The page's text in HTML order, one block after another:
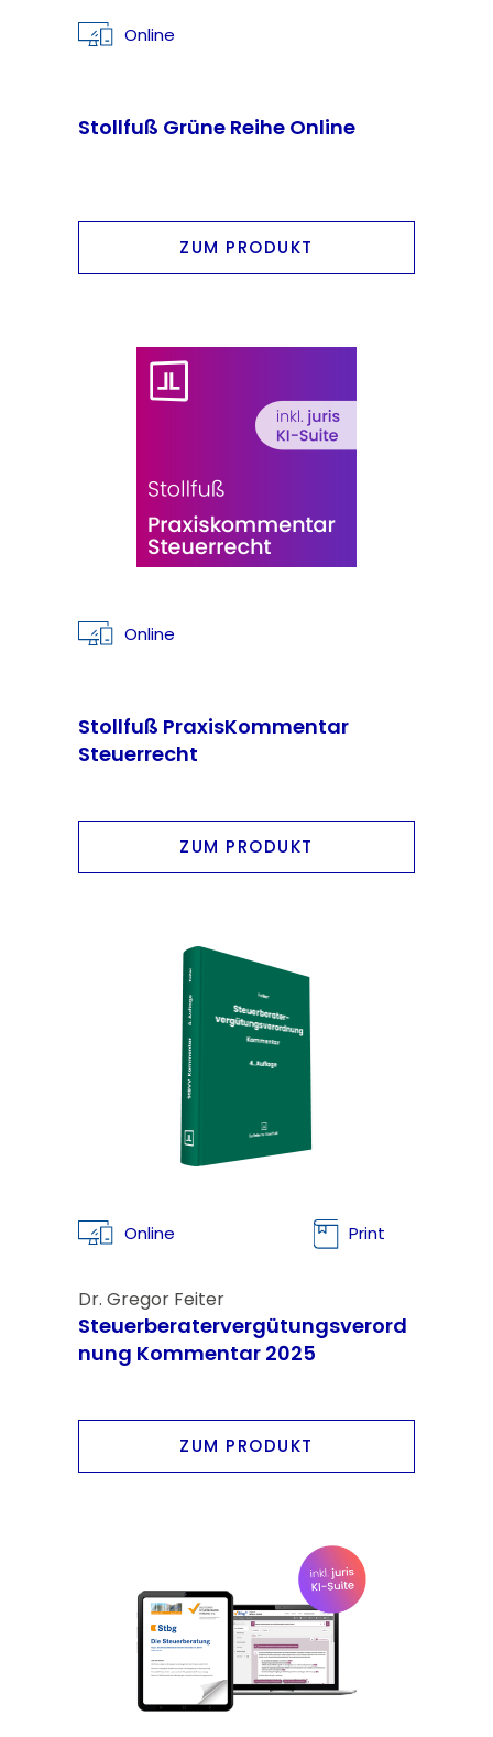
Online
Stollfuß Grüne Reihe Online
ZUM PRODUKT
Online
Stollfuß PraxisKommentar
Steuerrecht
ZUM PRODUKT
Online Print
Dr. Gregor Feiter
Steuerberatervergütungsverord
nung Kommentar 2025
ZUM PRODUKT